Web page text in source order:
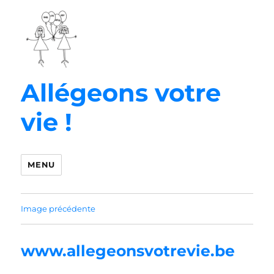
Allégeons votre
vie !
MENU
Image précédente
www.allegeonsvotrevie.be